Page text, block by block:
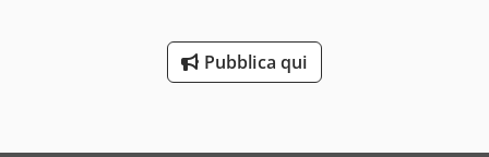
Pubblica qui